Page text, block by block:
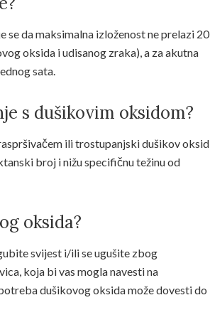
da maksimalna izloženost ne prelazi 20
oksida i udisanog zraka), a za akutna
sata.
s dušikovim oksidom?
ili trostupanjski dušikov oksid
broj i nižu specifičnu težinu od
oksida?
svijest i/ili se ugušite zbog
koja bi vas mogla navesti na
dušikovog oksida može dovesti do